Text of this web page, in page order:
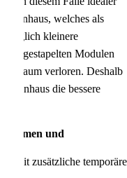
welches als
möglich kleinere
gestapelten Modulen
verloren. Deshalb
die bessere
und
zusätzliche temporäre